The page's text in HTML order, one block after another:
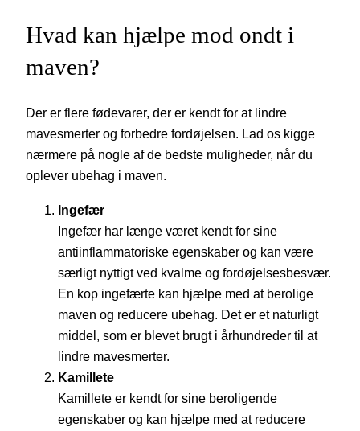
Hvad kan hjælpe mod ondt i
maven?
Der er flere fødevarer, der er kendt for at lindre
mavesmerter og forbedre fordøjelsen. Lad os kigge
nærmere på nogle af de bedste muligheder, når du
oplever ubehag i maven.
Ingefær
Ingefær har længe været kendt for sine
antiinflammatoriske egenskaber og kan være
særligt nyttigt ved kvalme og fordøjelsesbesvær.
En kop ingefærte kan hjælpe med at berolige
maven og reducere ubehag. Det er et naturligt
middel, som er blevet brugt i århundreder til at
lindre mavesmerter.
Kamillete
Kamillete er kendt for sine beroligende
egenskaber og kan hjælpe med at reducere